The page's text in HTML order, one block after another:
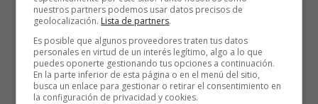
nuestros partners podemos usar datos precisos de
geolocalización. Lista de partners.
Es posible que algunos proveedores traten tus datos
personales en virtud de un interés legítimo, algo a lo que
puedes oponerte gestionando tus opciones a continuación.
En la parte inferior de esta página o en el menú del sitio,
busca un enlace para gestionar o retirar el consentimiento en
la configuración de privacidad y cookies.